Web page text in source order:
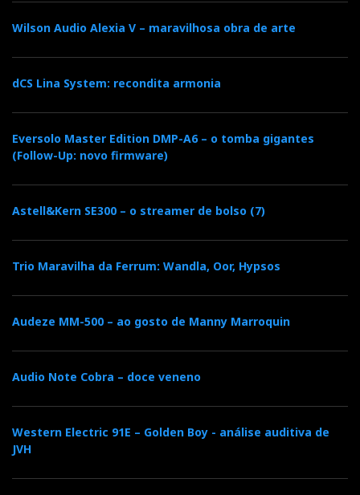
Ainda há esperança no mundo do hi-fi: não é preciso
Categorias:amplificadores|transistores|dacs|media
F
c
e
b
o
k
T
i
t
t
r
G
o
g
l
+
L
e
I
n
P
n
e
r
e
Wilson Audio Alexia V – maravilhosa obra de arte
dCS Lina System: recondita armonia
Eversolo Master Edition DMP-A6 – o tomba gigantes
(Follow-Up: novo firmware)
Astell&Kern SE300 – o streamer de bolso (7)
Trio Maravilha da Ferrum: Wandla, Oor, Hypsos
Audeze MM-500 – ao gosto de Manny Marroquin
Audio Note Cobra – doce veneno
Western Electric 91E – Golden Boy - análise auditiva de
JVH